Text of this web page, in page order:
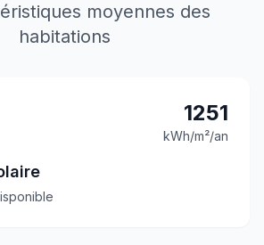
moyennes des
habitations
1251
kWh/m²/an